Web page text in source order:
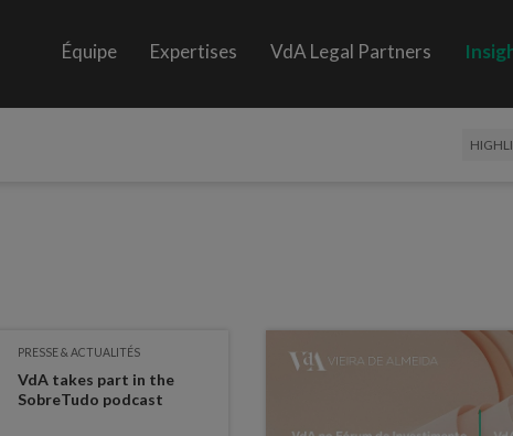
Équipe Expertises VdA Legal Partners
PRESSE & ACTUALITÉS
VdA takes part in the
SobreTudo podcast